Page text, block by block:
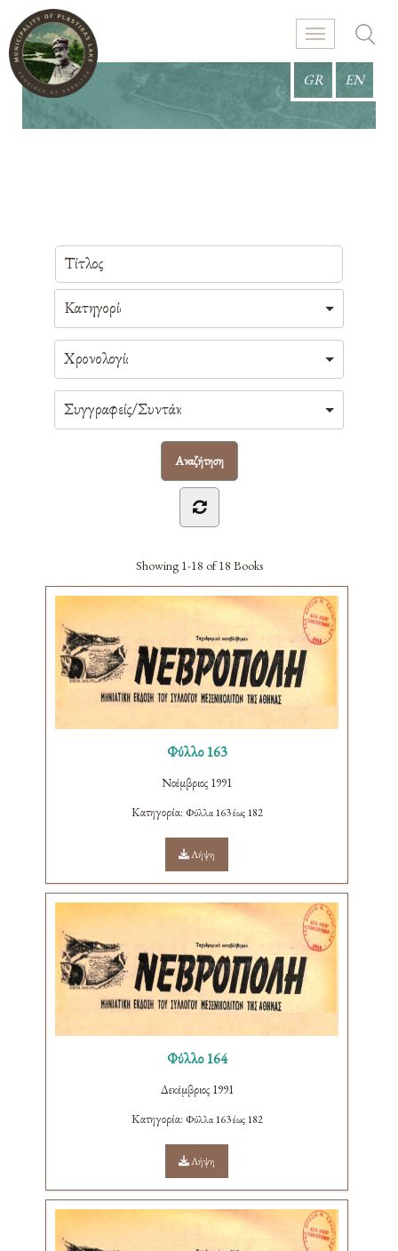
GR EN
Showing 1-18 of 18 Books
Φύλλο 163
Νοέμβριος 1991
Κατηγορία: Φύλλα 163 έως 182
Λήψη
Φύλλο 164
Δεκέμβριος 1991
Κατηγορία: Φύλλα 163 έως 182
Λήψη